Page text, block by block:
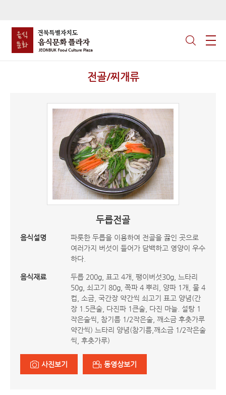
전골/찌개류
두릅전골
음식설명
파릇한 두릅을 이용하여 전골을 끓인 곳으로
여러가지 버섯이 들어가 담백하고 영양이 우수
하다.
음식재료
두릅 200g, 표고 4개, 팽이버섯30g, 느타리
50g, 쇠고기 80g, 쪽파 4 뿌리, 양파 1개, 물 4
컵, 소금, 국간장 약간씩 쇠고기 표고 양념(간
장 1.5큰술, 다진파 1큰술, 다진 마늘. 설탕 1
작은술씩, 참기름 1/2작은술, 깨소금 후춧가루
약간씩) 느타리 양념(참기름,깨소금 1/2작은술
씩, 후춧가루)
사진보기 동영상보기